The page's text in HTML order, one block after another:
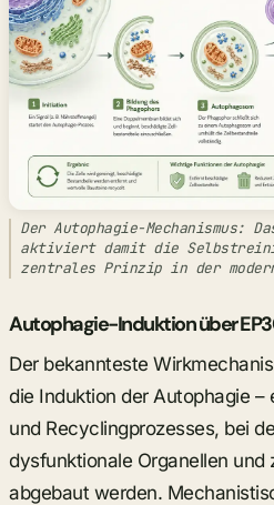
Der Autophagie-Mechanismus:
aktiviert damit die
zentrales Prinzip in der
Autophagie-Induktion über
Der bekannteste
die Induktion der Autophagie –
und Recyclingprozesses, bei
dysfunktionale Organellen und
abgebaut werden.